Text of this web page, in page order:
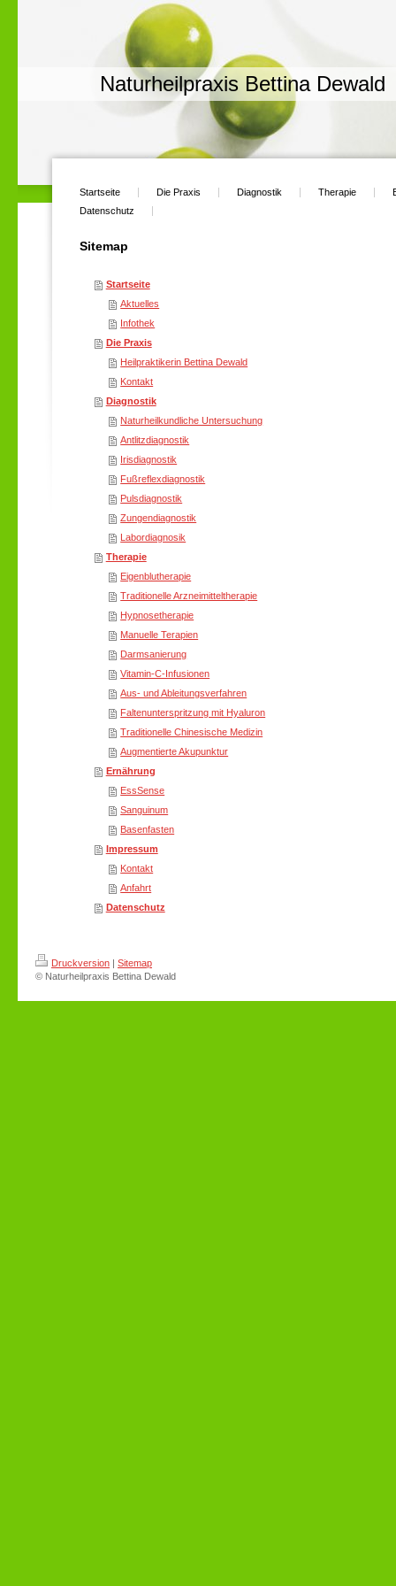
Naturheilpraxis Bettina Dewald
Startseite Die Praxis Diagnostik Therapie
Datenschutz
Sitemap
Startseite
Aktuelles
Infothek
Die Praxis
Heilpraktikerin Bettina Dewald
Kontakt
Diagnostik
Naturheilkundliche Untersuchung
Antlitzdiagnostik
Irisdiagnostik
Fußreflexdiagnostik
Pulsdiagnostik
Zungendiagnostik
Labordiagnosik
Therapie
Eigenblutherapie
Traditionelle Arzneimitteltherapie
Hypnosetherapie
Manuelle Terapien
Darmsanierung
Vitamin-C-Infusionen
Aus- und Ableitungsverfahren
Faltenunterspritzung mit Hyaluron
Traditionelle Chinesische Medizin
Augmentierte Akupunktur
Ernährung
EssSense
Sanguinum
Basenfasten
Impressum
Kontakt
Anfahrt
Datenschutz
Druckversion | Sitemap
© Naturheilpraxis Bettina Dewald